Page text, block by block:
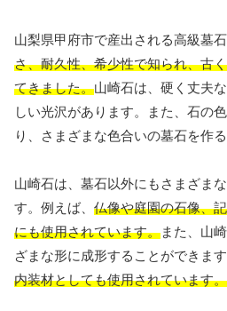
山梨県甲府市で産出される高級墓石
さ、耐久性、希少性で知られ、古
てきました。山崎石は、硬く丈夫
しい光沢があります。また、石の
り、さまざまな色合いの墓石を作
山崎石は、墓石以外にもさまざま
す。例えば、 仏像や庭園の石像、
にも使用されています。また、山
ざまな形に成形することができます
内装材としても使用されています。